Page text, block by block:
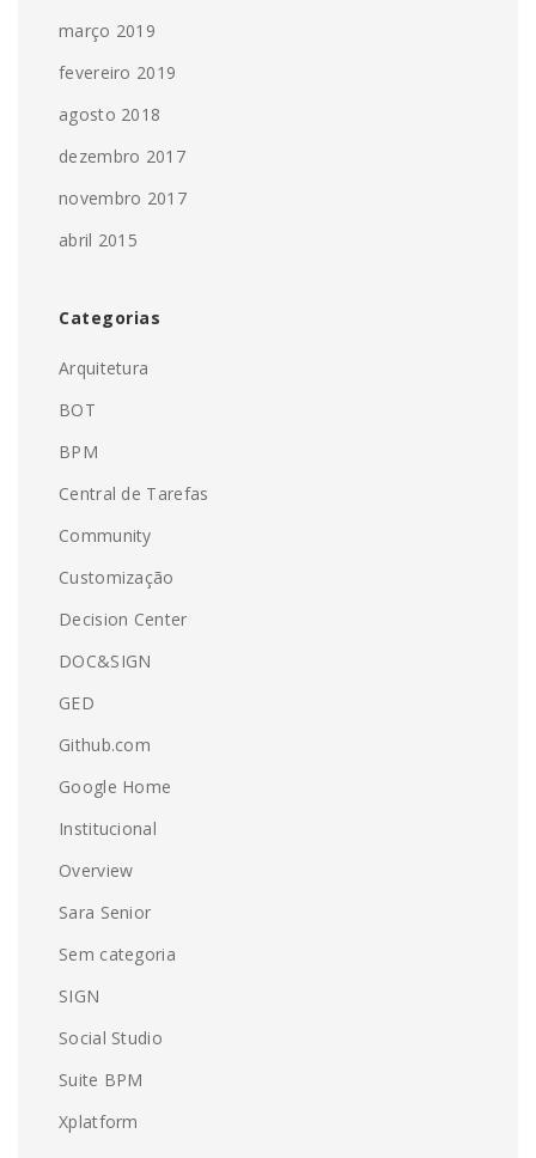
março 2019
fevereiro 2019
agosto 2018
dezembro 2017
novembro 2017
abril 2015
Categorias
Arquitetura
BOT
BPM
Central de Tarefas
Community
Customização
Decision Center
DOC&SIGN
GED
Github.com
Google Home
Institucional
Overview
Sara Senior
Sem categoria
SIGN
Social Studio
Suite BPM
Xplatform